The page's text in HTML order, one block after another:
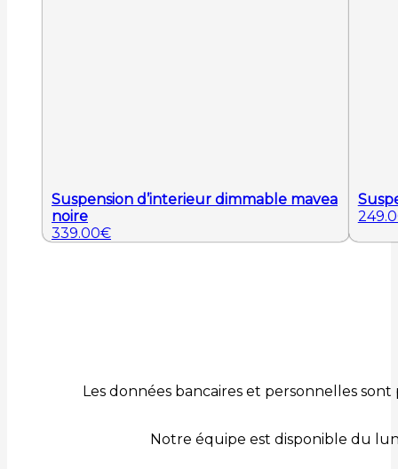
Suspension d’interieur dimmable mavea
noire
339.00€
Les données bancaires et personnelles sont
Notre équipe est disponible du